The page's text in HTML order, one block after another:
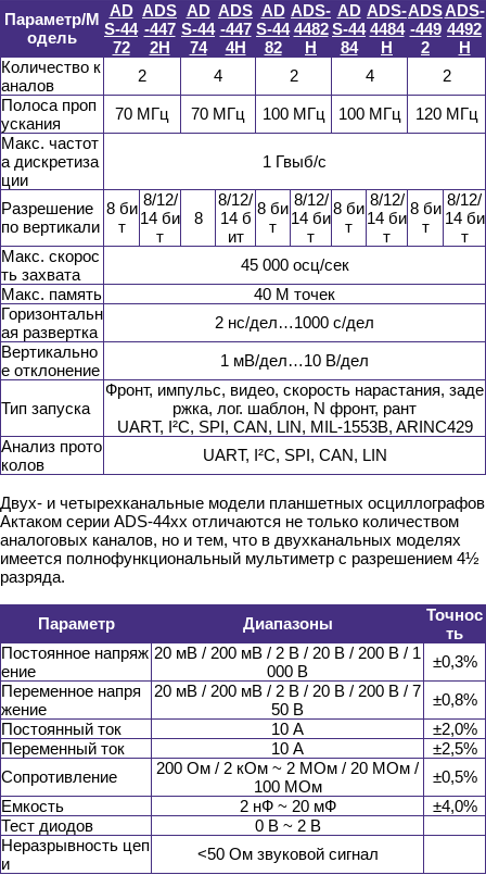
Параметр/М
одель
AD
S-44
72
ADS
-447
2H
AD
S-44
74
ADS
-447
4H
AD
S-44
82
ADS-
4482
H
AD
S-44
84
ADS-
4484
H
ADS
-449
2
ADS-
4492
H
Количество к
аналов
2 4 2 4
2
Полоса проп
ускания
70 МГц 70 МГц 100 МГц 100 МГц
120 МГц
Макс. частот
а дискретиза
ции
1 Гвыб/с
Разрешение
по вертикали
8 би
т
8/12/
14 би
т
8
8/12/
14 б
ит
8 би
т
8/12/
14 би
т
8 би
т
8/12/
14 би
т
8 би
т
8/12/
14 би
т
Макс. скорос
ть захвата
45 000 осц/сек
Макс. память
40 М точек
Горизонтальн
ая развертка
2 нс/дел…1000 с/дел
Вертикально
е отклонение
1 мВ/дел…10 В/дел
Тип запуска
Фронт, импульс, видео, скорость нарастания, заде
ржка, лог. шаблон, N фронт, рант
UART, I²C, SPI, CAN, LIN, MIL-1553B, ARINC429
Анализ прото
колов
UART, I²C, SPI, CAN, LIN
Двух- и четырехканальные модели планшетных осциллографов
Актаком серии ADS-44xx отличаются не только количеством
аналоговых каналов, но и тем, что в двухканальных моделях
имеется полнофункциональный мультиметр с разрешением 4½
разряда.
Параметр Диапазоны
Точнос
ть
Постоянное напряж
ение
20 мВ / 200 мВ / 2 В / 20 В / 200 В / 1
000 В
±0,3%
Переменное напря
жение
20 мВ / 200 мВ / 2 В / 20 В / 200 В / 7
50 В
±0,8%
Постоянный ток
10 А
±2,0%
Переменный ток
10 А
±2,5%
Сопротивление
200 Ом / 2 кОм ~ 2 МОм / 20 МОм /
100 МОм
±0,5%
Емкость
2 нФ ~ 20 мФ
±4,0%
Тест диодов
0 В ~ 2 В
Неразрывность цеп
и
<50 Ом звуковой сигнал